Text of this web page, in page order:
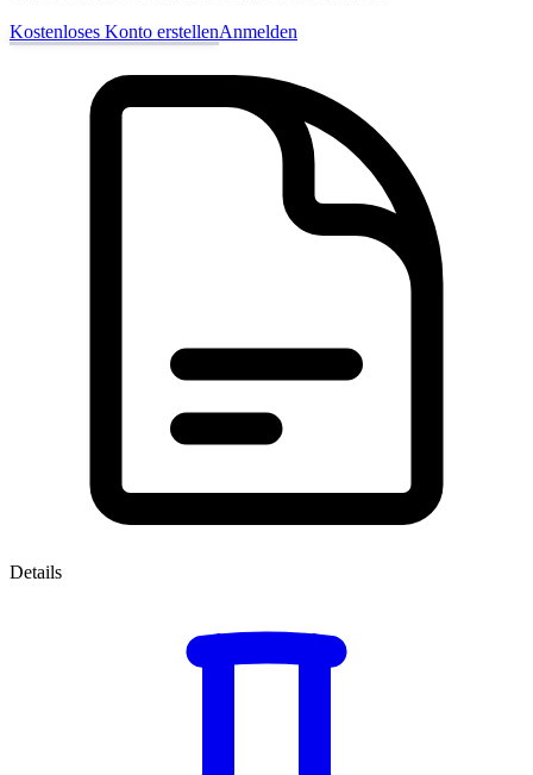
Kostenloses Konto erstellenAnmelden
Details